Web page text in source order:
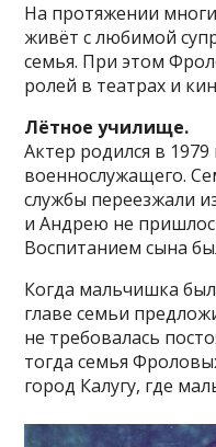
На протяжении
живёт с любимой
семья. При этом
ролей в театрах и
Лётное училище.
Актер родился в 1979
военнослужащего.
службы переезжали
и Андрею не
Воспитанием сына
Когда мальчишка
главе семьи
не требовалась
тогда семья
город Калугу, где